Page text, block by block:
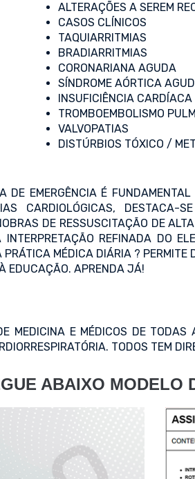
ALTERAÇÕES A SEREM
CASOS CLÍNICOS
TAQUIARRITMIAS
BRADIARRITMIAS
CORONARIANA AGUDA
SÍNDROME AÓRTICA
INSUFICIÊNCIA
TROMBOEMBOLISMO
VALVOPATIAS
DISTÚRBIOS TÓXICO /
DE EMERGÊNCIA É
CARDIOLÓGICAS,
DE RESSUSCITAÇÃO DE
REFINADA DO
MÉDICA DIÁRIA ?
EDUCAÇÃO. APRENDA JÁ!
MEDICINA E MÉDICOS DE
TODOS TEM
ABAIXO MODELO